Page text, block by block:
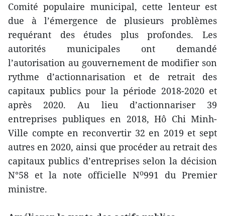
Comité populaire municipal, cette lenteur est
due à l’émergence de plusieurs problèmes
requérant des études plus profondes. Les
autorités municipales ont demandé
l’autorisation au gouvernement de modifier son
rythme d’actionnarisation et de retrait des
capitaux publics pour la période 2018-2020 et
après 2020. Au lieu d’actionnariser 39
entreprises publiques en 2018, Hô Chi Minh-
Ville compte en reconvertir 32 en 2019 et sept
autres en 2020, ainsi que procéder au retrait des
capitaux publics d’entreprises selon la décision
N°58 et la note officielle No991 du Premier
ministre.